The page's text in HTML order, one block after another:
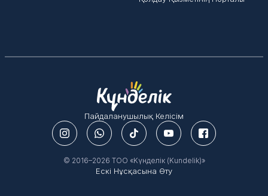
Пайдаланушылық Келісім
© 2016–2026 ТОО «Kүнделік (Kundelik)»
Ескі Нұсқасына Өту